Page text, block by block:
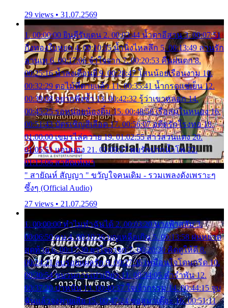
29 views • 31.07.2569
1. 00:00:00 ยินดีรับเดน 2. 00:03:44 น้ำตาอีสาน 3. 00:07:51
กิ่งทองใบหยก 4. 00:10:35 น้ำนิ่งไหลลึก 5. 00:13:49 ลานรัก
ลานเท 6. 00:17:06 จำใจจาก 7. 00:20:53 คืนฝนตก 8.
00:25:16 น้ำลงเดือนยี่ 9. 00:28:47 โสนน้อยเรือนงาม 10.
00:32:29 ตอไม้ที่ตายแล้ว 11. 00:35:41 น้ำกรดแช่เย็น 12.
00:39:08 อยากฟังซ้ำ 13. 00:42:32 รู้ว่าเขาหลอก 14.
00:45:25 รอหน่อยน้องติ๋ม 15. 00:48:56 เรือล่มในหนอง 16.
00:51:43 บัตรเชิญสีเลือด 17. 00:56:07 อดีตรักโรงทอ 18.
01:00:00 เขมรไล่ควาย 19. 01:02:55 สาวสวนแตง 20.
01:05:51 แอบมอง 21. 01:09:27 พบรักปากน้ำโพ 22.
01:13:06 สายัณห์เมา
" สายัณห์ สัญญา " ขวัญใจคนเดิม - รวมเพลงดังเพราะๆ
ซึ้งๆ (Official Audio)
27 views • 21.07.2569
1. 00:00:00 ทำไมทำฉันได้ 2. 00:03:20 นางฟ้าสลัม 3.
00:06:50 คน 4. 00:10:36 บุญเหลือเกิน 5. 00:13:58 ฝนหยาด
สุดท้าย 6. 00:17:30 ยาใจยาจก 7. 00:20:30 คิดดูให้ดี 8.
00:24:21 ลบรอยแผลรัก 9. 00:27:35 เหมือนใจโดนกรีด 10.
00:30:54 ขบวนการเปาเปียว 11. 00:34:05 คำรำพัน 12.
00:37:20 ปาหนัน 13. 00:40:37 ใจเจ้ากรรม 14. 00:44:15 จูบ
ฉันแล้วจงตายเสีย 15. 00:47:24 ขอสูมาเต๊อะ 16. 00:51:11